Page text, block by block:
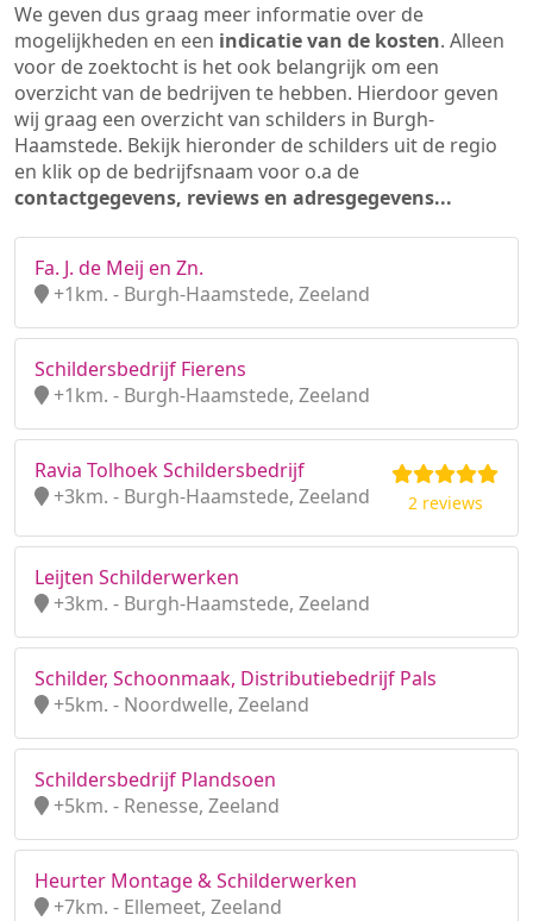
We geven dus graag meer informatie over de
mogelijkheden en een indicatie van de kosten. Alleen
voor de zoektocht is het ook belangrijk om een
overzicht van de bedrijven te hebben. Hierdoor geven
wij graag een overzicht van schilders in Burgh-
Haamstede. Bekijk hieronder de schilders uit de regio
en klik op de bedrijfsnaam voor o.a de
contactgegevens, reviews en adresgegevens...
Fa. J. de Meij en Zn.
+1km. - Burgh-Haamstede, Zeeland
Schildersbedrijf Fierens
+1km. - Burgh-Haamstede, Zeeland
Ravia Tolhoek Schildersbedrijf
+3km. - Burgh-Haamstede, Zeeland
2 reviews
Leijten Schilderwerken
+3km. - Burgh-Haamstede, Zeeland
Schilder, Schoonmaak, Distributiebedrijf Pals
+5km. - Noordwelle, Zeeland
Schildersbedrijf Plandsoen
+5km. - Renesse, Zeeland
Heurter Montage & Schilderwerken
+7km. - Ellemeet, Zeeland